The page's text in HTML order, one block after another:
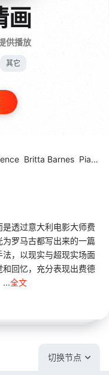
画
供播放
其它
Britta Barnes Pia De Doses
透过意大利电影大师费
罗马古都写出来的一篇
，以现实与超现实场面
回忆，充分表现出费德
...全文
切换节点